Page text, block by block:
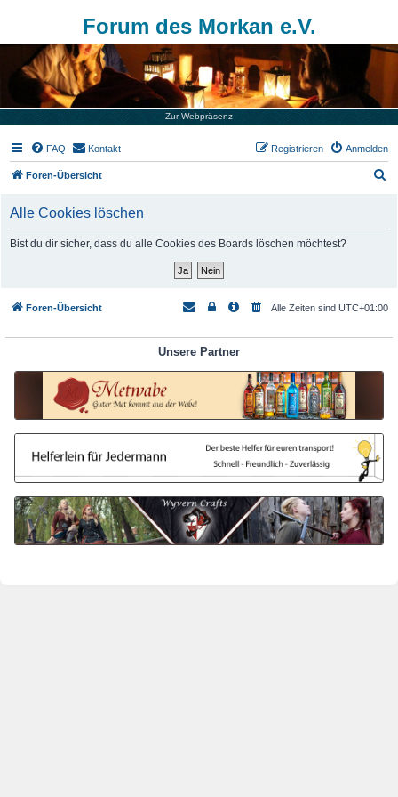
Forum des Morkan e.V.
Zur Webpräsenz
FAQ Kontakt Anmelden
Registrieren
Foren-Übersicht
Alle Cookies löschen
Bist du dir sicher, dass du alle Cookies des Boards löschen möchtest?
Foren-Übersicht Alle Zeiten sind UTC+01:00
Unsere Partner